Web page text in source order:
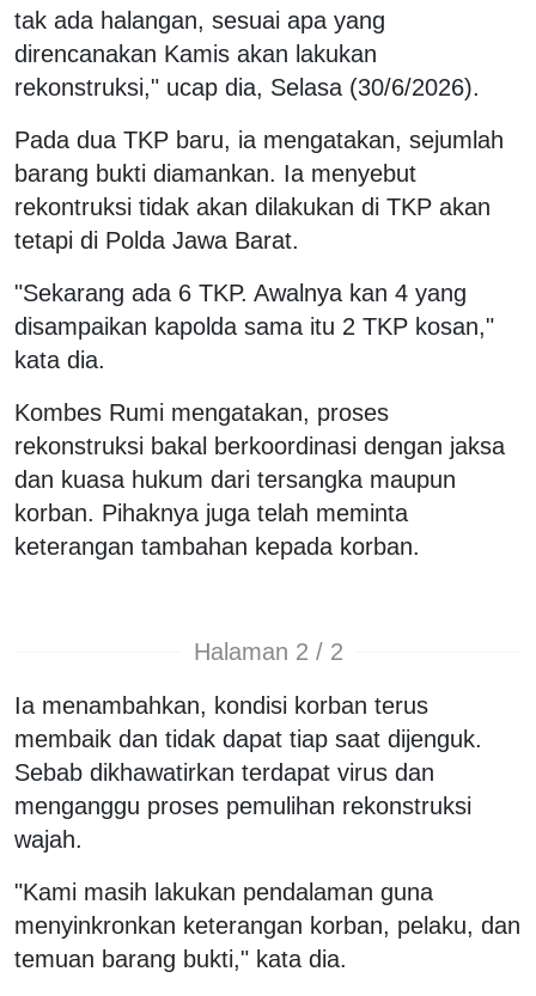
tak ada halangan, sesuai apa yang
direncanakan Kamis akan lakukan
rekonstruksi," ucap dia, Selasa (30/6/2026).
Pada dua TKP baru, ia mengatakan, sejumlah
barang bukti diamankan. Ia menyebut
rekontruksi tidak akan dilakukan di TKP akan
tetapi di Polda Jawa Barat.
"Sekarang ada 6 TKP. Awalnya kan 4 yang
disampaikan kapolda sama itu 2 TKP kosan,"
kata dia.
Kombes Rumi mengatakan, proses
rekonstruksi bakal berkoordinasi dengan jaksa
dan kuasa hukum dari tersangka maupun
korban. Pihaknya juga telah meminta
keterangan tambahan kepada korban.
Halaman 2 / 2
Ia menambahkan, kondisi korban terus
membaik dan tidak dapat tiap saat dijenguk.
Sebab dikhawatirkan terdapat virus dan
menganggu proses pemulihan rekonstruksi
wajah.
"Kami masih lakukan pendalaman guna
menyinkronkan keterangan korban, pelaku, dan
temuan barang bukti," kata dia.